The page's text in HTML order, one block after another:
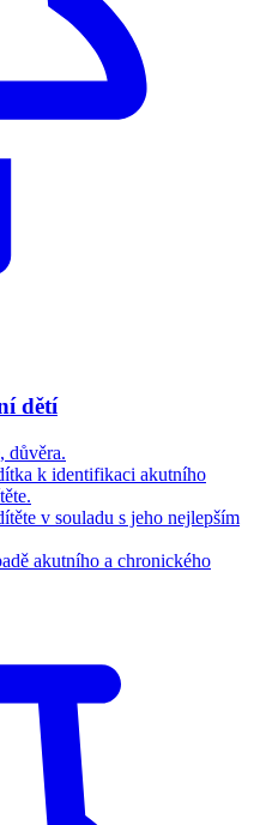
dětí
důvěra.
k identifikaci akutního
v souladu s jeho nejlepším
akutního a chronického